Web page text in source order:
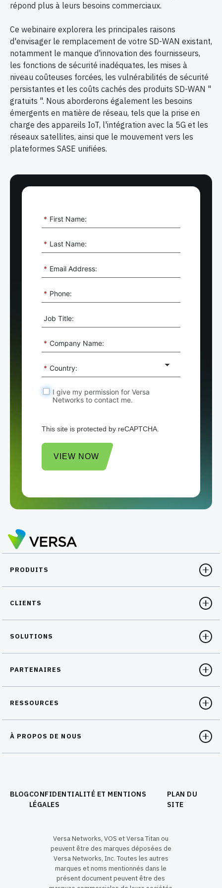
répond plus à leurs besoins commerciaux.
Ce webinaire explorera les principales raisons
d'envisager le remplacement de votre SD-WAN existant,
notamment le manque d'innovation des fournisseurs,
les fonctions de sécurité inadéquates, les mises à
niveau coûteuses forcées, les vulnérabilités de sécurité
persistantes et les coûts cachés des produits SD-WAN "
gratuits ". Nous aborderons également les besoins
émergents en matière de réseau, tels que la prise en
charge des appareils IoT, l'intégration avec la 5G et les
réseaux satellites, ainsi que le mouvement vers les
plateformes SASE unifiées.
* First Name:
* Last Name:
* Email Address:
* Phone:
Job Title:
* Company Name:
* Country:
I give my permission for Versa
Networks to contact me.
This site is protected by reCAPTCHA.
VIEW NOW
PRODUITS
CLIENTS
SOLUTIONS
PARTENAIRES
RESSOURCES
À PROPOS DE NOUS
BLOGCONFIDENTIALITÉ ET MENTIONS
LÉGALES
PLAN DU
SITE
Versa Networks, VOS et Versa Titan ou
peuvent être des marques déposées de
Versa Networks, Inc. Toutes les autres
marques et noms mentionnés dans le
présent document peuvent être des